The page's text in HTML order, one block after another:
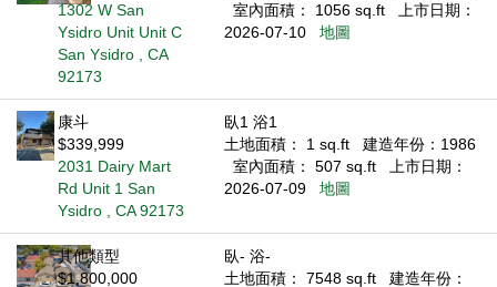
1302 W San
Ysidro Unit Unit C
San Ysidro , CA
92173
室內面積： 1056 sq.ft
上市日期：
2026-07-10
地圖
康斗
$339,999
2031 Dairy Mart
Rd Unit 1 San
Ysidro , CA 92173
臥1 浴1
土地面積： 1 sq.ft
建造年份：1986
室內面積： 507 sq.ft
上市日期：
2026-07-09
地圖
其他類型
$1,800,000
臥- 浴-
土地面積： 7548 sq.ft
建造年份：